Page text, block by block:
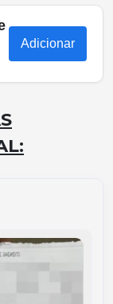
Adicionar